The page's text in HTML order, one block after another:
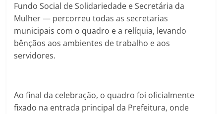
Fundo Social de Solidariedade e Secretária da
Mulher — percorreu todas as secretarias
municipais com o quadro e a relíquia, levando
bênçãos aos ambientes de trabalho e aos
servidores.
Ao final da celebração, o quadro foi oficialmente
fixado na entrada principal da Prefeitura, onde